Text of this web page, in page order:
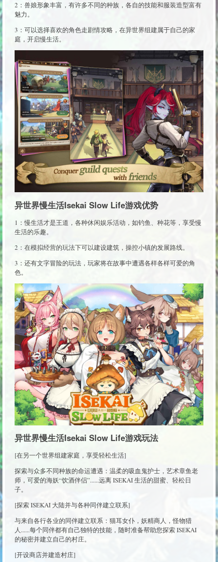
2：兽娘形象丰富，有许多不同的种族，各自的技能和服装造型富有
魅力。
3：可以选择喜欢的角色走剧情攻略，在异世界组建属于自己的家
庭，开启慢生活。
异世界慢生活Isekai Slow Life游戏优势
1：慢生活才是王道，各种休闲娱乐活动，如钓鱼、种花等，享受慢
生活的乐趣。
2：在模拟经营的玩法下可以建设建筑，操控小镇的发展路线。
3：还有文字冒险的玩法，玩家将在故事中遭遇各样各样可爱的角
色。
异世界慢生活Isekai Slow Life游戏玩法
[在另一个世界组建家庭，享受轻松生活]
探索与众多不同种族的命运遭遇：温柔的吸血鬼护士，艺术章鱼老
师，可爱的海妖“饮酒伴侣”......远离 ISEKAI 生活的甜蜜、轻松日
子。
[探索 ISEKAI 大陆并与各种同伴建立联系]
与来自各行各业的同伴建立联系：猫耳女仆，妖精商人，怪物猎
人......每个同伴都有自己独特的技能，随时准备帮助您探索 ISEKAI
的秘密并建立自己的村庄。
[开设商店并建造村庄]